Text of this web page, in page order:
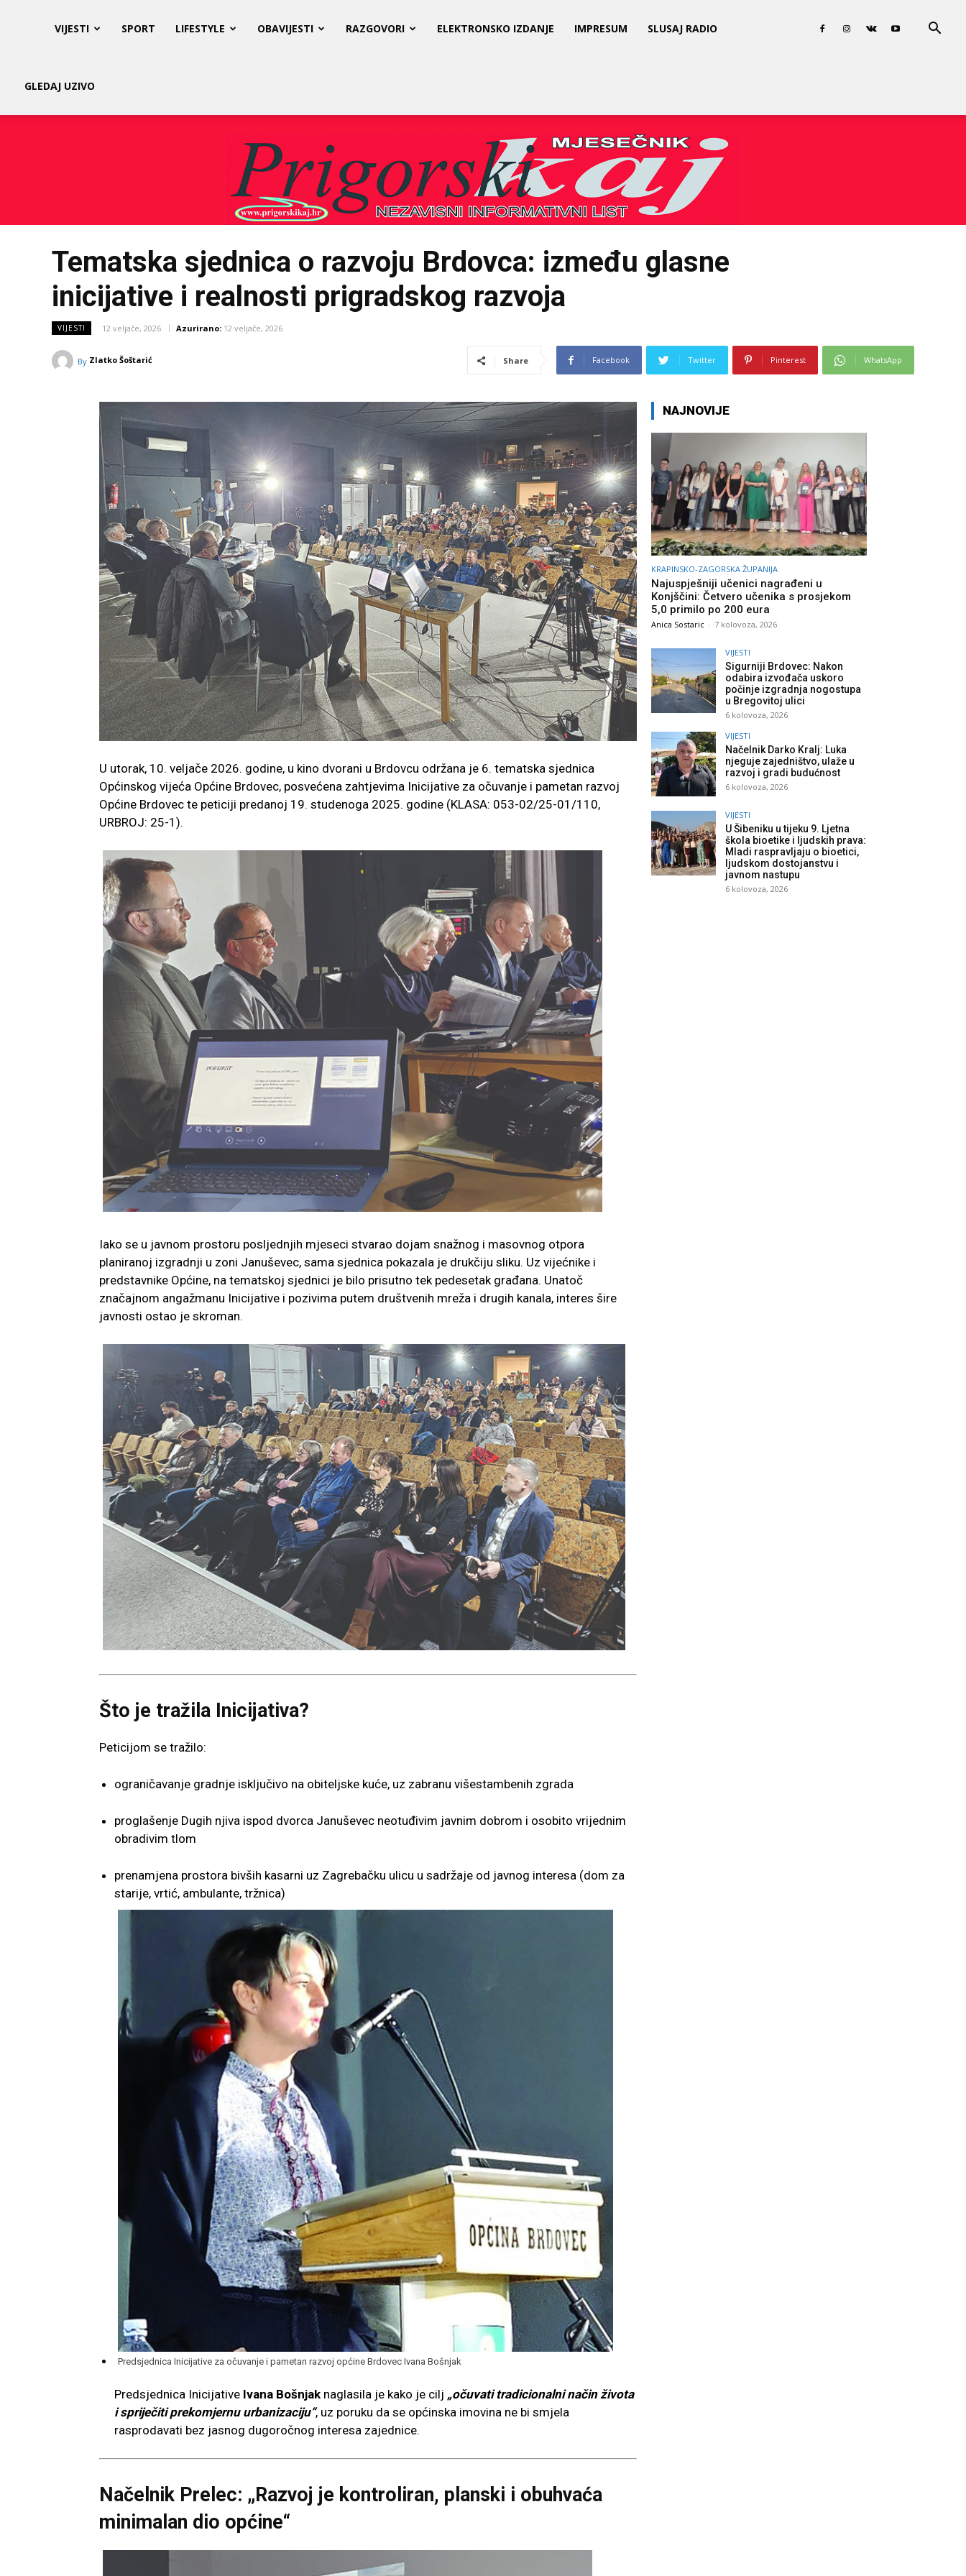
Kaj
VIJESTI SPORT LIFESTYLE OBAVIJESTI RAZGOVORI ELEKTRONSKO IZDANJE IMPRESUM SLUSAJ RADIO
GLEDAJ UZIVO
Tematska sjednica o razvoju Brdovca: između glasne
inicijative i realnosti prigradskog razvoja
VIJESTI 12 veljače, 2026 Azurirano: 12 veljače, 2026
By Zlatko Šoštarić Share Facebook Twitter Pinterest WhatsApp
U utorak, 10. veljače 2026. godine, u kino dvorani u Brdovcu održana je 6. tematska sjednica
Općinskog vijeća Općine Brdovec, posvećena zahtjevima Inicijative za očuvanje i pametan razvoj
Općine Brdovec te peticiji predanoj 19. studenoga 2025. godine (KLASA: 053-02/25-01/110,
URBROJ: 25-1).
Iako se u javnom prostoru posljednjih mjeseci stvarao dojam snažnog i masovnog otpora
planiranoj izgradnji u zoni Januševec, sama sjednica pokazala je drukčiju sliku. Uz vijećnike i
predstavnike Općine, na tematskoj sjednici je bilo prisutno tek pedesetak građana. Unatoč
značajnom angažmanu Inicijative i pozivima putem društvenih mreža i drugih kanala, interes šire
javnosti ostao je skroman.
Što je tražila Inicijativa?
Peticijom se tražilo:
ograničavanje gradnje isključivo na obiteljske kuće, uz zabranu višestambenih zgrada
proglašenje Dugih njiva ispod dvorca Januševec neotuđivim javnim dobrom i osobito vrijednim
obradivim tlom
prenamjena prostora bivših kasarni uz Zagrebačku ulicu u sadržaje od javnog interesa (dom za
starije, vrtić, ambulante, tržnica)
Predsjednica Inicijative za očuvanje i pametan razvoj općine Brdovec Ivana Bošnjak
Predsjednica Inicijative Ivana Bošnjak naglasila je kako je cilj „očuvati tradicionalni način života
i spriječiti prekomjernu urbanizaciju“, uz poruku da se općinska imovina ne bi smjela
rasprodavati bez jasnog dugoročnog interesa zajednice.
Načelnik Prelec: „Razvoj je kontroliran, planski i obuhvaća
minimalan dio općine“
NAJNOVIJE
KRAPINSKO-ZAGORSKA ŽUPANIJA
Najuspješniji učenici nagrađeni u
Konjščini: Četvero učenika s prosjekom
5,0 primilo po 200 eura
Anica Sostaric - 7 kolovoza, 2026
VIJESTI
Sigurniji Brdovec: Nakon
odabira izvođača uskoro
počinje izgradnja nogostupa
u Bregovitoj ulici
6 kolovoza, 2026
VIJESTI
Načelnik Darko Kralj: Luka
njeguje zajedništvo, ulaže u
razvoj i gradi budućnost
6 kolovoza, 2026
VIJESTI
U Šibeniku u tijeku 9. Ljetna
škola bioetike i ljudskih prava:
Mladi raspravljaju o bioetici,
ljudskom dostojanstvu i
javnom nastupu
6 kolovoza, 2026